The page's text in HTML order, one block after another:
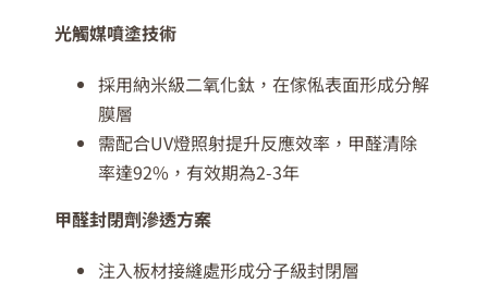
光觸媒噴塗技術
採用納米級二氧化鈦，在傢俬表面形成分解
膜層
需配合UV燈照射提升反應效率，甲醛清除
率達92%，有效期為2-3年
甲醛封閉劑滲透方案
注入板材接縫處形成分子級封閉層